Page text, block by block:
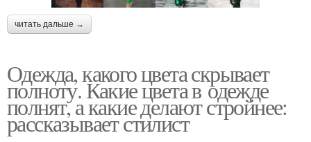
читать дальше →
Одежда, какого цвета скрывает
полноту. Какие цвета в одежде
полнят, а какие делают стройнее:
рассказывает стилист